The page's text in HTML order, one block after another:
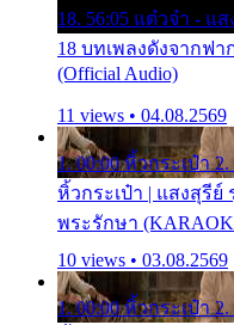
18. 56:05 แต๋วจ๋า - แ
18 บทเพลงดังจากฟ
(Official Audio)
11 views • 04.08.2569
1. 00:00 หิ้วกระเป๋า
หิ้วกระเป๋า | แสงสุรีย์
พระรักษา
10 views • 03.08.2569
1. 00:00 หิ้วกระเป๋า